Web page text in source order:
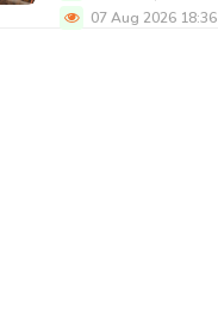
07 Aug 2026 18:36